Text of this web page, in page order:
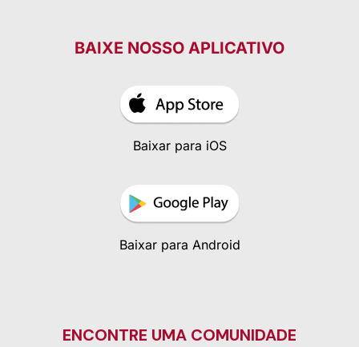
BAIXE NOSSO APLICATIVO
Baixar para iOS
Baixar para Android
ENCONTRE UMA COMUNIDADE